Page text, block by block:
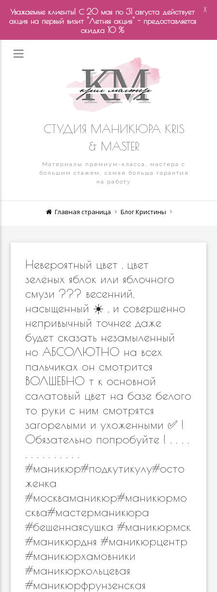
СТУДИЯ МАНИКЮРА KRIS
& MASTER
Материалы премиум-класса, мастера с
большим стажем, самая больша гарантия
на работу
Главная страница Блог Кристины
Невероятный цвет , цвет
зелёных яблок или яблочного
смузи ??? весенний,
насыщенный ☀️ , и совершенно
непривычный точнее даже
будет сказать незамыленный
но АБСОЛЮТНО на всех
пальчиках он смотрится
ВОЛШЕБНО т к основной
салатовый цвет на базе белого
то руки с ним смотрятся
загорелыми и ухоженными ✅ !
Обязательно попробуйте ! . . . .
#маникюр#подкутикулу#осто
женка
#москваманикюр#маникюрмо
сква#мастерманикюра
#бешеннаясушка #маникюрмск
#маникюрдня #маникюрцентр
#маникюрхамовники
#маникюркольцевая
#маникюрфрунзенская
Уважаемые клиенты! С 20 мая по 31 августа действует
акция на первый визит "Летняя акция" - предоставляется
скидка 10 %
X